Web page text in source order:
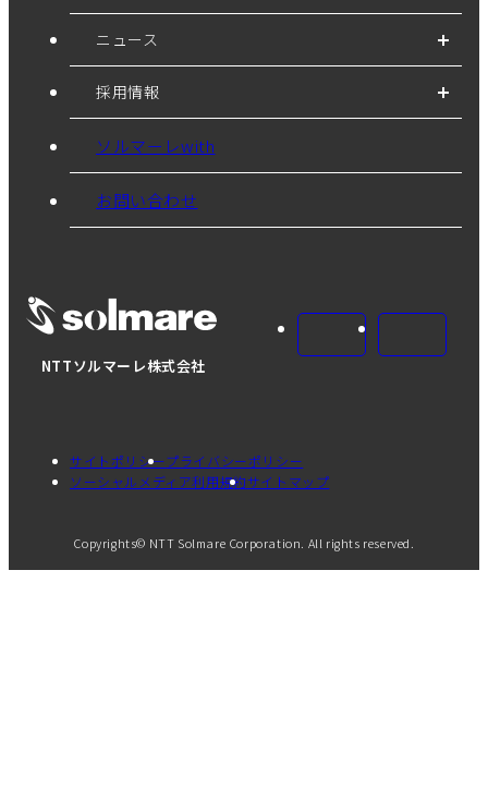
NTTソルマーレ株式会社
ニュース
採用情報
ソルマーレwith
お問い合わせ
サイトポリシープライバシーポリシー
ソーシャルメディア利用規約サイトマップ
Copyrights© NTT Solmare Corporation. All rights reserved.